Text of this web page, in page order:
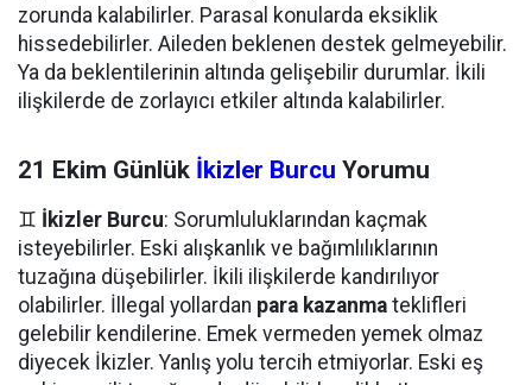
zorunda kalabilirler. Parasal konularda eksiklik
hissedebilirler. Aileden beklenen destek gelmeyebilir.
Ya da beklentilerinin altında gelişebilir durumlar. İkili
ilişkilerde de zorlayıcı etkiler altında kalabilirler.
21 Ekim Günlük İkizler Burcu Yorumu
♊ İkizler Burcu: Sorumluluklarından kaçmak
isteyebilirler. Eski alışkanlık ve bağımlılıklarının
tuzağına düşebilirler. İkili ilişkilerde kandırılıyor
olabilirler. İllegal yollardan para kazanma teklifleri
gelebilir kendilerine. Emek vermeden yemek olmaz
diyecek İkizler. Yanlış yolu tercih etmiyorlar. Eski eş